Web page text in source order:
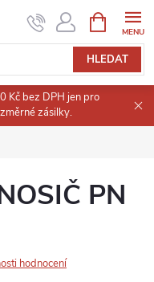
HLEDAT
NÁKUPNÍ
KOŠÍK
Kč bez DPH jen pro
zásilky.
PN
hodnocení